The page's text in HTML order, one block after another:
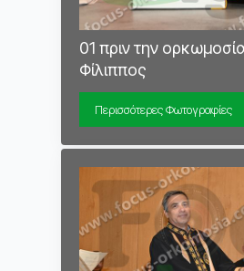
01 πριν την
Φίλιππος
Περισσότερες Φωτογραφίες